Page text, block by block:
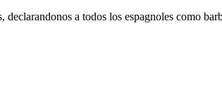
a todos los espagnoles como